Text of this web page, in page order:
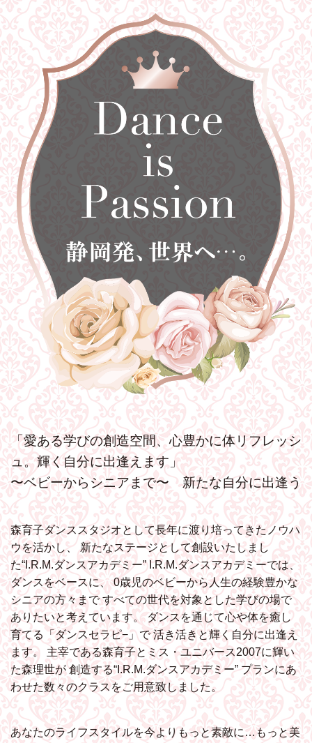
「愛ある学びの創造空間、心豊かに体リフレッシ
ュ。輝く自分に出逢えます」
〜ベビーからシニアまで〜 新たな自分に出逢う
森育子ダンススタジオとして長年に渡り培ってきたノウハ
ウを活かし、 新たなステージとして創設いたしまし
た“I.R.M.ダンスアカデミー”I.R.M.ダンスアカデミーでは、
ダンスをベースに、0歳児のベビーから人生の経験豊かな
シニアの方々まですべての世代を対象とした学びの場で
ありたいと考えています。 ダンスを通じて心や体を癒し
育てる「ダンスセラピ−」で活き活きと輝く自分に出逢え
ます。
主宰である森育子とミス・ユニバース2007に輝い
た森理世が創造する“I.R.M.ダンスアカデミー”プランにあ
わせた数々のクラスをご用意致しました。
あなたのライフスタイルを今よりもっと素敵に…もっと美